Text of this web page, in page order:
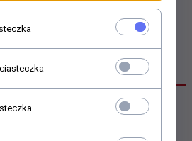
wysokociśnieniowej TIPSA